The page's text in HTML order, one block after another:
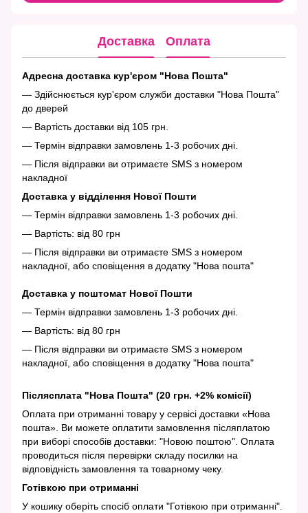
Доставка Оплата
Адресна доставка кур'єром "Нова Пошта"
— Здійснюється кур'єром служби доставки "Нова Пошта"
до дверей
— Вартість доставки від 105 грн.
— Термін відправки замовлень 1-3 робочих дні.
— Після відправки ви отримаєте SMS з номером
накладної
Доставка у відділення Нової Пошти
— Термін відправки замовлень 1-3 робочих дні.
— Вартість: від 80 грн
— Після відправки ви отримаєте SMS з номером
накладної, або сповіщення в додатку "Нова пошта"
Доставка у поштомат Нової Пошти
— Термін відправки замовлень 1-3 робочих дні.
— Вартість: від 80 грн
— Після відправки ви отримаєте SMS з номером
накладної, або сповіщення в додатку "Нова пошта"
Післясплата "Нова Пошта" (20 грн. +2% комісії)
Оплата при отриманні товару у сервісі доставки «Нова
пошта». Ви можете оплатити замовлення післяплатою
при виборі способів доставки: "Новою поштою". Оплата
проводиться після перевірки складу посилки на
відповідність замовлення та товарному чеку.
Готівкою при отриманні
У кошику оберіть спосіб оплати "Готівкою при отриманні".